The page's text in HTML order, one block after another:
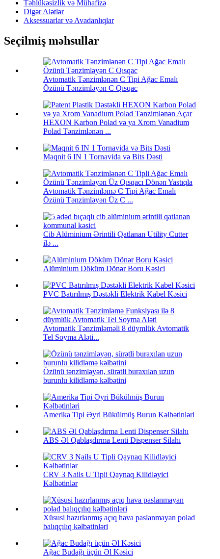
Təhlükəsizlik və Mühafizə
Digər Alətlər
Aksessuarlar və Avadanlıqlar
Seçilmiş məhsullar
Avtomatik Tənzimlənən C Tipi Ağac Emalı
Özünü Tənzimləyən C Qısqac
HEXON Karbon Polad və ya Xrom Vanadium
Polad Tənzimlənən ...
Maqnit 6 IN 1 Tornavida və Bits Dəsti
Avtomatik Tənzimləmə C Tipi Ağac Emalı
Özünü Tənzimləyən Üz C ...
Cib Alüminium Ərintili Qatlanan Utility Cutter
ilə ...
Alüminium Döküm Dönər Boru Kəsici
PVC Batırılmış Dəstəkli Elektrik Kabel Kəsici
Avtomatik Tənzimləməli 8 düymlük Avtomatik
Tel Soyma Aləti...
Özünü tənzimləyən, sürətli buraxılan uzun
burunlu kilidləmə kəlbətini
Amerika Tipi Əyri Bükülmüş Burun Kəlbətinləri
ABS Əl Qablaşdırma Lenti Dispenser Silahı
CRV 3 Nails U Tipli Qaynaq Kilidləyici
Kəlbətinlər
Xüsusi hazırlanmış açıq hava paslanmayan polad
balıqçılıq kəlbətinləri
Ağac Budağı üçün Əl Kəsici